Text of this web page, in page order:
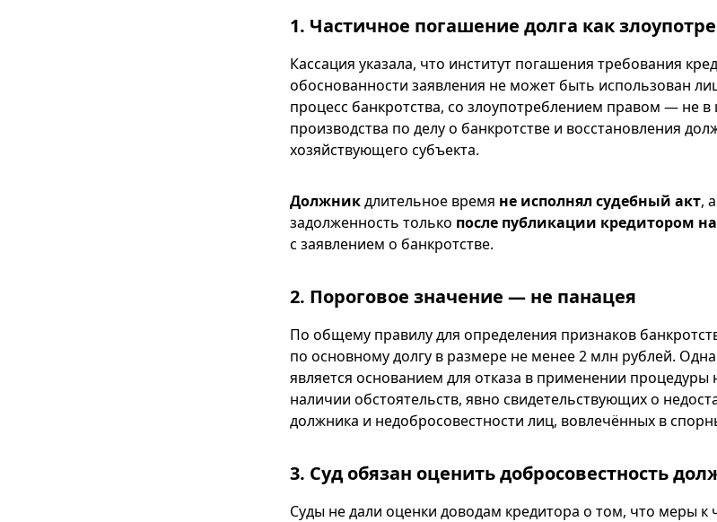
1. Частичное погашение долга как
Кассация указала, что институт погашения требования
обоснованности заявления не может быть использован
процесс банкротства, со злоупотреблением правом — не
производства по делу о банкротстве и восстановления
хозяйствующего субъекта.
Должникдлительное время не исполнял судебный акт,
задолженность только после публикации кредитором
с заявлением о банкротстве.
2. Пороговое значение — не панацея
По общему правилу для определения признаков
по основному долгу в размере не менее 2 млн рублей.
является основанием для отказа в применении процедуры
наличии обстоятельств, явно свидетельствующих о
должника и недобросовестности лиц, вовлечённых в
3. Суд обязан оценить добросовестность
Суды не дали оценки доводам кредитора о том, что меры